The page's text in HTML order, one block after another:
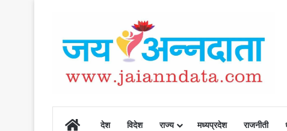
Homeदेश विदेश राज्य मध्यप्रदेश राजनीती